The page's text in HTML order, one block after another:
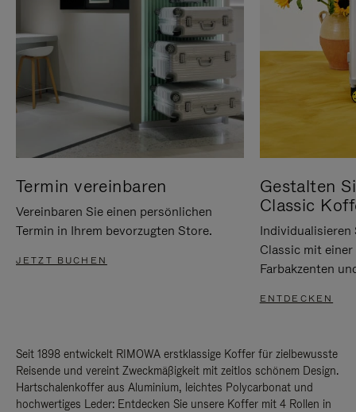
Termin vereinbaren
Vereinbaren Sie einen persönlichen
Termin in Ihrem bevorzugten Store.
JETZT BUCHEN
Gestalten
Classic
Individualisieren
Classic mit
Farbakzenten
ENTDECKEN
Seit 1898 entwickelt RIMOWA erstklassige Koffer für zielbewusste
Reisende und vereint Zweckmäßigkeit mit zeitlos schönem Design.
Hartschalenkoffer aus Aluminium, leichtes Polycarbonat und
hochwertiges Leder: Entdecken Sie unsere Koffer mit 4 Rollen in